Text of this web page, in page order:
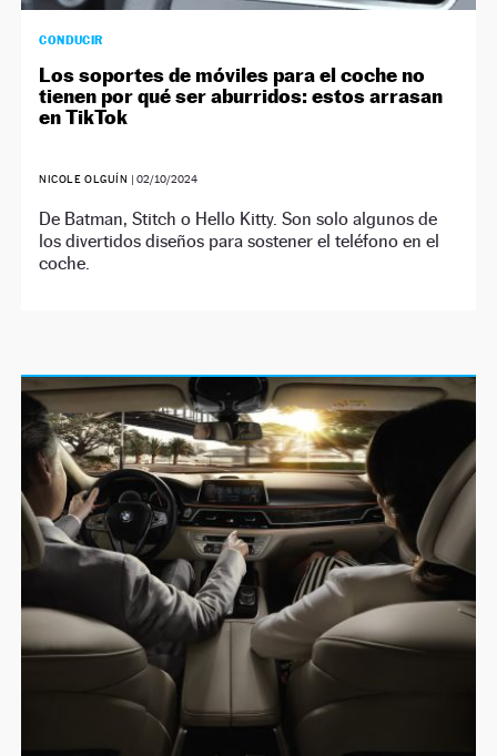
CONDUCIR
Los soportes de móviles para el coche no
tienen por qué ser aburridos: estos arrasan
en TikTok
NICOLE OLGUÍN | 02/10/2024
De Batman, Stitch o Hello Kitty. Son solo algunos de
los divertidos diseños para sostener el teléfono en el
coche.